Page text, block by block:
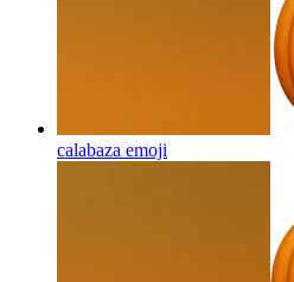
calabaza emoji